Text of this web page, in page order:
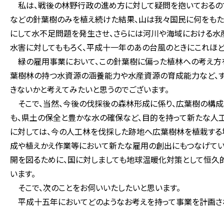
私は、戦後の林野行政の進め方に対して疑問を抱いておるの
などの針葉樹のみを植え続けた結果、山は我々国民に何をも
にして水不足問題を発生させ、さらには河川や海域における水
水害に対してももろく、平成十一年のあの台風のときにこれ
緑の雇用事業において、この針葉樹に偏った植林への考え方
葉樹林の持つ水資源の涵養能力や水産資源の育成能力など、
きないかと考えてみたいと思うのでございます。
そこで、当然、今後の伐採後の森林形成に係り、広葉樹の構
も、県土の保全と豊かな水の確保など、目的を持って新たな人
に対しては、今の人工林を伐採した跡地へ広葉樹林を植栽
成や植えかえ作業等において新たな雇用の創出にもつなげて
開を図るために、国に対しましても地球温暖化対策として恒
います。
そこで、次のことをお伺いいたしたいと思います。
平成十五年においてどのようなお考えを持って事業を計画